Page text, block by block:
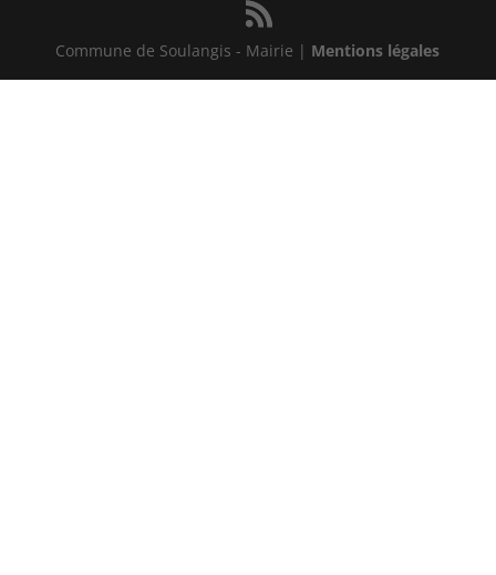
Commune de Soulangis - Mairie | Mentions légales